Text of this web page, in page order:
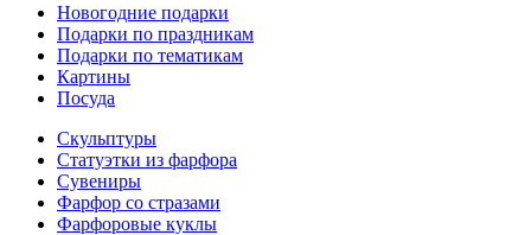
Новогодние подарки
Подарки по праздникам
Подарки по тематикам
Картины
Посуда
Скульптуры
Статуэтки из фарфора
Сувениры
Фарфор со стразами
Фарфоровые куклы